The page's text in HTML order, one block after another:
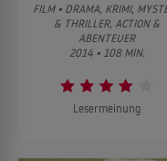
FILM • DRAMA, KRIMI,
& THRILLER, ACTION &
ABENTEUER
2014 • 108 MIN.
Lesermeinung